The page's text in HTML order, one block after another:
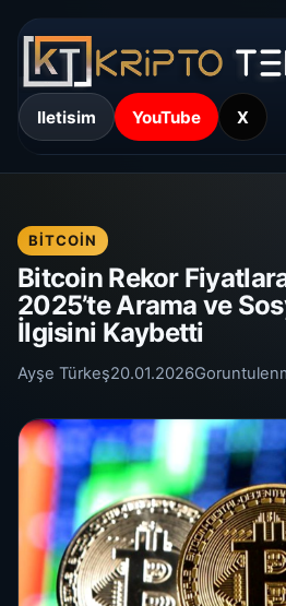
Iletisim YouTube X
BITCOIN
Bitcoin Rekor
2025’te Arama ve
İlgisini Kaybetti
Ayşe Türkeş20.01.2026